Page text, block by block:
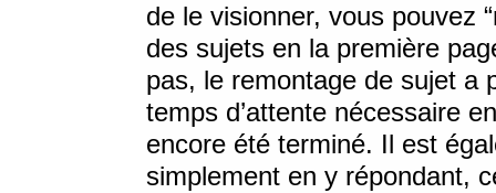
de le visionner, vous pouvez
des sujets en la première
pas, le remontage de sujet a
temps d’attente nécessaire
encore été terminé. Il est
simplement en y répondant,